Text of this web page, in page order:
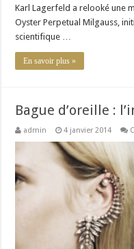
Karl Lagerfeld a relooké une
Oyster Perpetual Milgauss,
scientifique …
En savoir plus »
Bague d’oreille :
admin 4 janvier 2014